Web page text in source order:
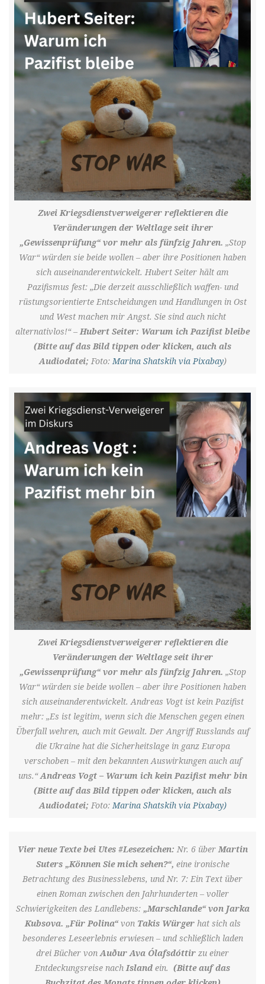
Zwei Kriegsdienstverweigerer reflektieren die
Veränderungen der Weltlage seit ihrer
„Gewissenprüfung“ vor mehr als fünfzig Jahren. „Stop
War“ würden sie beide wollen – aber ihre Positionen haben
sich auseinanderentwickelt. Hubert Seiter hält am
Pazifismus fest: „Die derzeit ausschließlich waffen- und
rüstungsorientierte Entscheidungen und Handlungen in Ost
und West machen mir Angst. Sie sind auch nicht
alternativlos!“ –Hubert Seiter: Warum ich Pazifist bleibe
(Bitte auf das Bild tippen oder klicken, auch als
Audiodatei; Foto:Marina Shatskih via Pixabay)
Zwei Kriegsdienstverweigerer reflektieren die
Veränderungen der Weltlage seit ihrer
„Gewissenprüfung“ vor mehr als fünfzig Jahren. „Stop
War“ würden sie beide wollen – aber ihre Positionen haben
sich auseinanderentwickelt. Andreas Vogt ist kein Pazifist
mehr: „Es ist legitim, wenn sich die Menschen gegen einen
Überfall wehren, auch mit Gewalt. Der Angriff Russlands auf
die Ukraine hat die Sicherheitslage in ganz Europa
verschoben – mit den bekannten Auswirkungen auch auf
uns.“Andreas Vogt – Warum ich kein Pazifist mehr bin
(Bitte auf das Bild tippen oder klicken, auch als
Audiodatei; Foto:Marina Shatskih via Pixabay)
Vier neue Texte bei Utes #Lesezeichen: Nr. 6 überMartin
Suters „Können Sie mich sehen?“, eine ironische
Betrachtung des Businesslebens, und Nr. 7: Ein Text über
einen Roman zwischen den Jahrhunderten – voller
Schwierigkeiten des Landlebens: „Marschlande“ von Jarka
Kubsova. „Für Polina“ von Takis Würger hat sich als
besonderes Leseerlebnis erwiesen – und schließlich laden
drei Bücher vonAuður Ava Ólafsdóttir zu einer
Entdeckungsreise nachIsland ein. (Bitte auf das